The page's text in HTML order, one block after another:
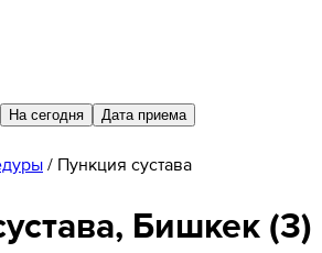
На сегодня
Дата приема
/ Пункция сустава
Бишкек(3)